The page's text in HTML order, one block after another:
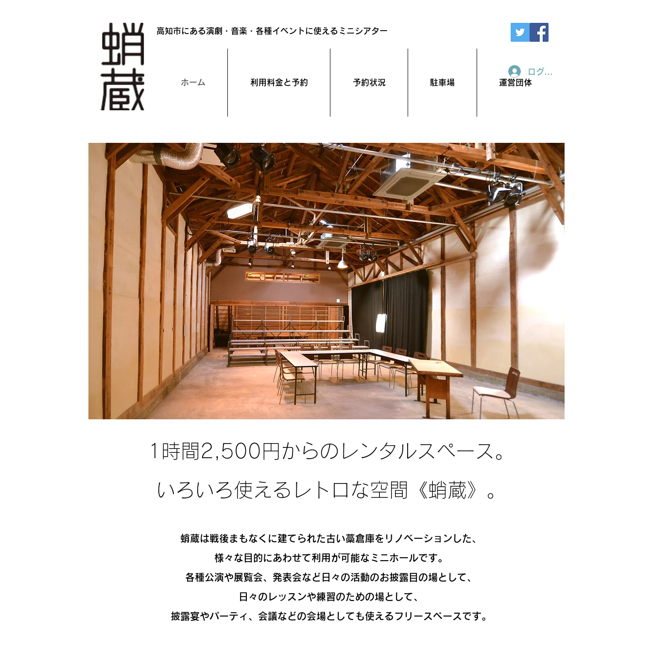
高知市にある演劇・音楽・各種イベントに使えるミニシアター
ホーム 利用料金と予約 予約状況 駐車場 運営団体
ログイン
1時間2,500円からのレンタルスペース。
いろいろ使えるレトロな空間《蛸蔵》。
蛸蔵は戦後まもなくに建てられた古い藁倉庫をリノベーションした、
様々な目的にあわせて利用が可能なミニホールです。
各種公演や展覧会、発表会など日々の活動のお披露目の場として、
日々のレッスンや練習のための場として、
披露宴やパーティ、会議などの会場としても使えるフリースペースです。